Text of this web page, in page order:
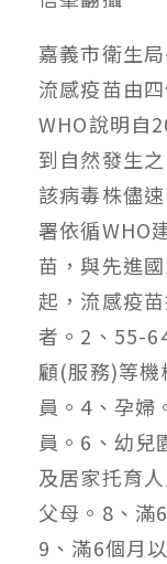
嘉義市衛生
流感疫苗由
WHO說明自
到自然發生
該病毒株儘
署依循WHO
苗，與先進
起，流感疫
者。2、55-
顧(服務)等機
員。4、孕婦
員。6、幼兒
及居家托育
父母。8、滿
9、滿6個月